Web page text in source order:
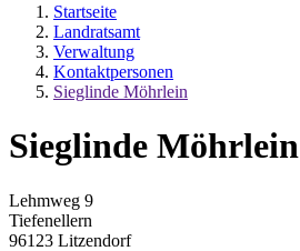
Startseite
Landratsamt
Verwaltung
Kontaktpersonen
Sieglinde Möhrlein
Sieglinde Möhrlein
Lehmweg 9
Tiefenellern
96123 Litzendorf